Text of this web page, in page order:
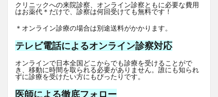
クリニックへの来院診察、オンライン診察ともに必要な費用
はお薬代＊だけで、診察は何回受けても無料です！
＊オンライン診療の場合は別途送料がかかります。
テレビ電話によるオンライン診察対応
オンラインで日本全国どこからでも診療を受けることがで
き、移動に時間を取られる必要がありません。誰にも知られ
ずに診療を受けたい方にもぴったりです。
医師による徹底フォロー